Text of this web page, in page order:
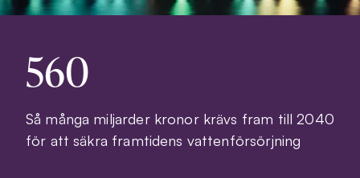
560
Så många miljarder kronor krävs fram till 2040
för att säkra framtidens vattenförsörjning